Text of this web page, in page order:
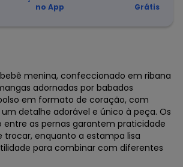
no App
Grátis
menina, confeccionado em ribana
adornadas por babados
em formato de coração, com
detalhe adorável e único à peça. Os
entre as pernas garantem praticidade
trocar, enquanto a estampa lisa
para combinar com diferentes